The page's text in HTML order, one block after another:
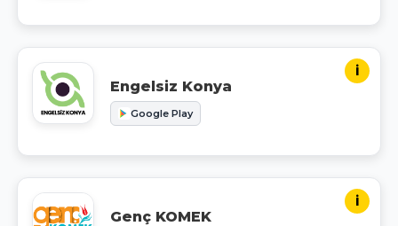
i
Engelsiz Konya
Google Play
i
Genç KOMEK